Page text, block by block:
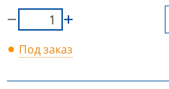
Под заказ